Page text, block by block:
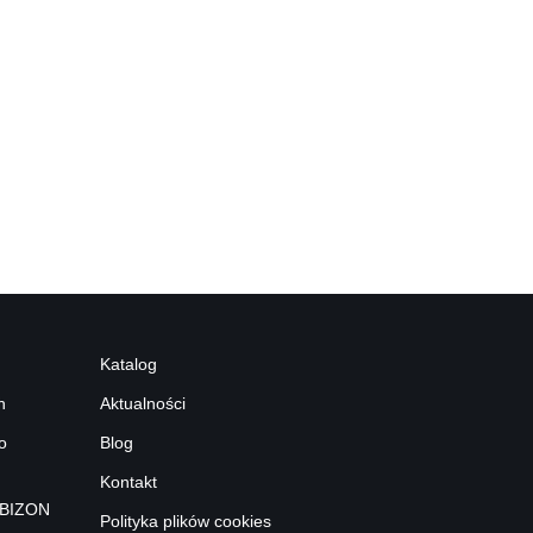
Katalog
Aktualności
Blog
Kontakt
Polityka plików cookies